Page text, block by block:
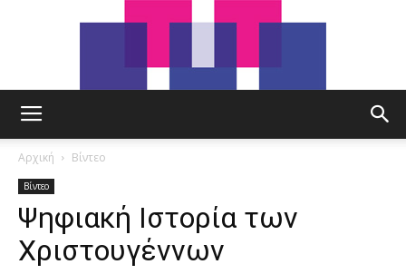
Αρχική Βίντεο
Βίντεο
Ψηφιακή Ιστορία των
Χριστουγέννων